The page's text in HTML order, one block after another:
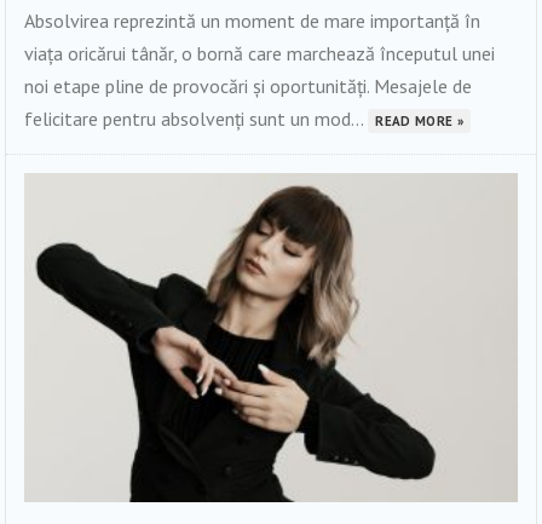
Absolvirea reprezintă un moment de mare importanță în
viața oricărui tânăr, o bornă care marchează începutul unei
noi etape pline de provocări și oportunități. Mesajele de
felicitare pentru absolvenți sunt un mod...
READ MORE »